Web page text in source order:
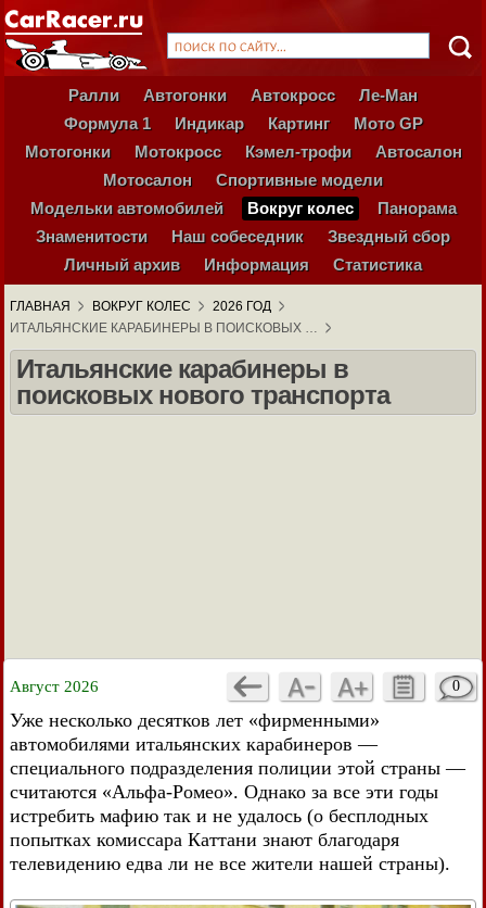
Ралли Автогонки Автокросс
Ле-Ман
Формула 1
Индикар Картинг
Мото GP
Мотогонки
Мотокросс Кэмел-трофи
Автосалон
Мотосалон
Спортивные модели
Модельки автомобилей
Вокруг колес
Панорама
Знаменитости
Наш собеседник
Звездный сбор
Личный архив
Информация Статистика
ГЛАВНАЯ ВОКРУГ КОЛЕС
2026 ГОД
ИТАЛЬЯНСКИЕ КАРАБИНЕРЫ В ПОИСКОВЫХ …
Итальянские карабинеры в
поисковых нового транспорта
Август 2026 0
Уже несколько десятков лет «фирменными»
автомобилями итальянских карабинеров —
специального подразделения полиции этой страны —
считаются «Альфа-Ромео». Однако за все эти годы
истребить мафию так и не удалось (о бесплодных
попытках комиссара Каттани знают благодаря
телевидению едва ли не все жители нашей страны).